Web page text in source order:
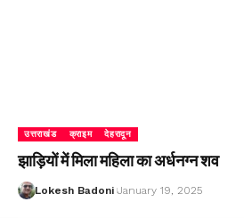
उत्तराखंड क्राइम देहरादून
झाड़ियों में मिला महिला का अर्धनग्न शव
Lokesh Badoni January 19, 2025